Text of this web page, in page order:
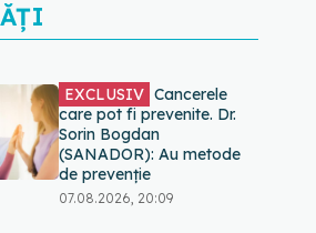
EXCLUSIV Cancerele
care pot fi prevenite. Dr.
Sorin Bogdan
(SANADOR): Au metode
de prevenție
07.08.2026, 20:09